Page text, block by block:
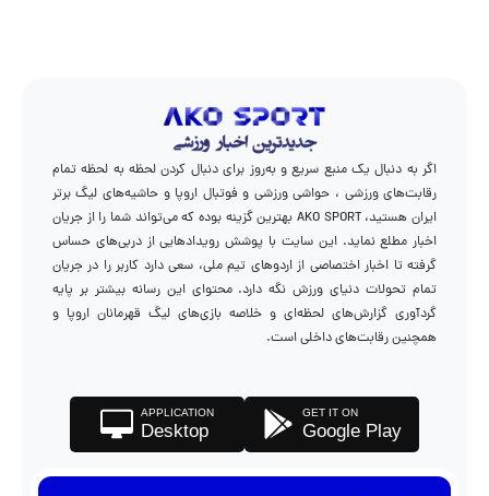
اگر به دنبال یک منبع سریع و به‌روز برای دنبال کردن لحظه به لحظه تمام
رقابت‌های ورزشی ، حواشی ورزشی و فوتبال اروپا و حاشیه‌های لیگ برتر
ایران هستید، AKO SPORT بهترین گزینه بوده که می‌تواند شما را از جریان
اخبار مطلع نماید. این سایت با پوشش رویدادهایی از دربی‌های حساس
گرفته تا اخبار اختصاصی از اردوهای تیم ملی، سعی دارد کاربر را در جریان
تمام تحولات دنیای ورزش نگه دارد. محتوای این رسانه بیشتر بر پایه
گردآوری گزارش‌های لحظه‌ای و خلاصه بازی‌های لیگ قهرمانان اروپا و
همچنین رقابت‌های داخلی است.
GET IT ON
Google Play
APPLICATION
Desktop